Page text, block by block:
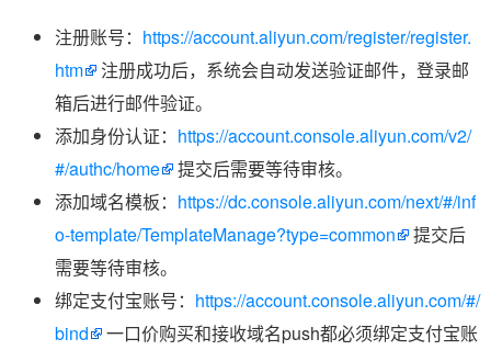
注册账号： https://account.aliyun.com/register/register.
htm
注册成功后，系统会自动发送验证邮件，登录邮
箱后进行邮件验证。
添加身份认证： https://account.console.aliyun.com/v2/
#/authc/home
提交后需要等待审核。
添加域名模板： https://dc.console.aliyun.com/next/#/inf
o-template/TemplateManage?type=common
提交后
需要等待审核。
绑定支付宝账号： https://account.console.aliyun.com/#/
bind
一口价购买和接收域名push都必须绑定支付宝账